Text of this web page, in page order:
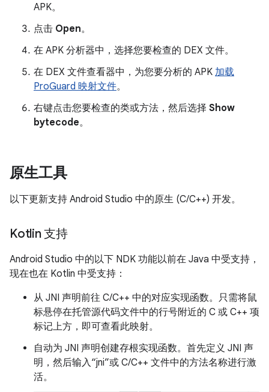
APK。
点击 Open。
在 APK 分析器中，选择您要检查的 DEX 文件。
在 DEX 文件查看器中，为您要分析的 APK 加载
ProGuard 映射文件。
右键点击您要检查的类或方法，然后选择 Show
bytecode。
原生工具
以下更新支持 Android Studio 中的原生 (C/C++) 开发。
Kotlin 支持
Android Studio 中的以下 NDK 功能以前在 Java 中受支持，
现在也在 Kotlin 中受支持：
从 JNI 声明前往 C/C++ 中的对应实现函数。只需将鼠
标悬停在托管源代码文件中的行号附近的 C 或 C++ 项
标记上方，即可查看此映射。
自动为 JNI 声明创建存根实现函数。首先定义 JNI 声
明，然后输入“jni”或 C/C++ 文件中的方法名称进行激
活。